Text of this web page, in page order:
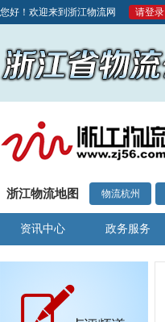
您好！欢迎来到浙江物流网 请登录
浙江物流地图 物流杭州
资讯中心 政务服务